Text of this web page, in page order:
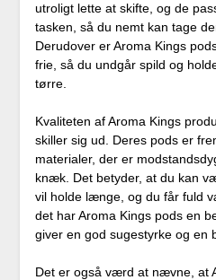
utroligt lette at skifte, og de
tasken, så du nemt kan tage
Derudover er Aroma Kings
frie, så du undgår spild og
tørre.
Kvaliteten af Aroma Kings
skiller sig ud. Deres pods er
materialer, der er
knæk. Det betyder, at du kan
vil holde længe, og du får fuld
det har Aroma Kings pods en
giver en god sugestyrke og en
Det er også værd at nævne, at